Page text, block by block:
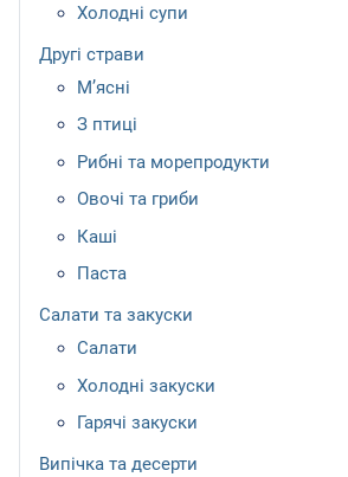
Холодні супи
Другі страви
М’ясні
З птиці
Рибні та морепродукти
Овочі та гриби
Каші
Паста
Салати та закуски
Салати
Холодні закуски
Гарячі закуски
Випічка та десерти